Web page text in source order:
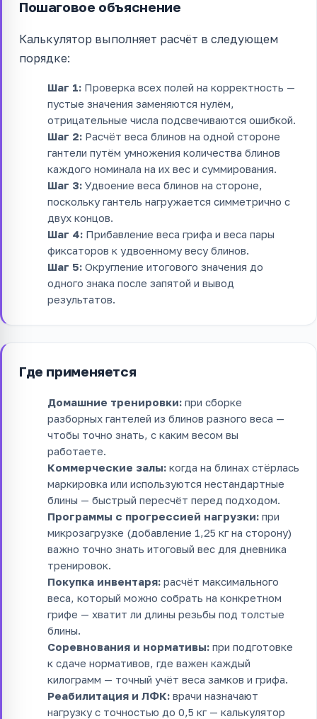
Пошаговое объяснение
Калькулятор выполняет расчёт в следующем
порядке:
Шаг 1: Проверка всех полей на корректность —
пустые значения заменяются нулём,
отрицательные числа подсвечиваются ошибкой.
Шаг 2: Расчёт веса блинов на одной стороне
гантели путём умножения количества блинов
каждого номинала на их вес и суммирования.
Шаг 3: Удвоение веса блинов на стороне,
поскольку гантель нагружается симметрично с
двух концов.
Шаг 4: Прибавление веса грифа и веса пары
фиксаторов к удвоенному весу блинов.
Шаг 5: Округление итогового значения до
одного знака после запятой и вывод
результатов.
Где применяется
Домашние тренировки: при сборке
разборных гантелей из блинов разного веса —
чтобы точно знать, с каким весом вы
работаете.
Коммерческие залы: когда на блинах стёрлась
маркировка или используются нестандартные
блины — быстрый пересчёт перед подходом.
Программы с прогрессией нагрузки: при
микрозагрузке (добавление 1,25 кг на сторону)
важно точно знать итоговый вес для дневника
тренировок.
Покупка инвентаря: расчёт максимального
веса, который можно собрать на конкретном
грифе — хватит ли длины резьбы под толстые
блины.
Соревнования и нормативы: при подготовке
к сдаче нормативов, где важен каждый
килограмм — точный учёт веса замков и грифа.
Реабилитация и ЛФК: врачи назначают
нагрузку с точностью до 0,5 кг — калькулятор